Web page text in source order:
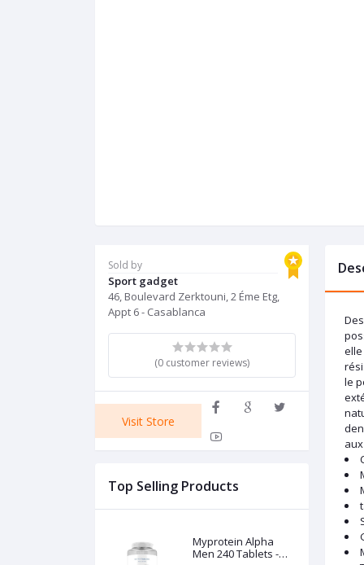
Sold by
Sport gadget
46, Boulevard Zerktouni, 2 Éme Etg,
Appt 6 - Casablanca
(0 customer reviews)
Visit Store
Top Selling Products
Myprotein Alpha
Men 240 Tablets -
le